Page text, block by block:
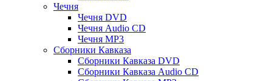
Чечня
Чечня DVD
Чечня Audio CD
Чечня MP3
Сборники Кавказа
Сборники Кавказа DVD
Сборники Кавказа Audio CD